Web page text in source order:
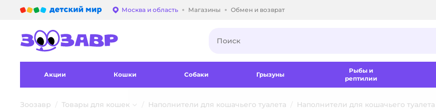
Выбор адреса доставки.
Москва и область Магазины Обмен и возврат
Акции Кошки Собаки Грызуны
Рыбы и
рептилии
Зоозавр Товары для кошек Наполнители для кошачьего туалета Наполнители для кошачьего